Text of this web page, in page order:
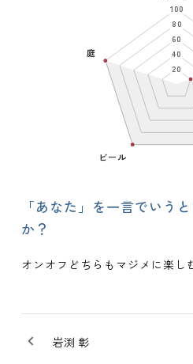
「あなた」を一言でいう
か？
オンオフどちらもマジメに楽し
岩渕 彰